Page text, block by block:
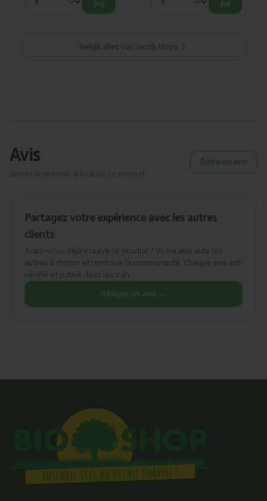
Bekijk alles van Jacob Hooy
Avis Écrire un avis
Partagez votre expérience avec les autres
clients
Avez-vous déjà essayé ce produit ? Votre avis aide les
autres à choisir et renforce la communauté. Chaque avis est
vérifié et publié dans les 24h.
Rédiger un avis →